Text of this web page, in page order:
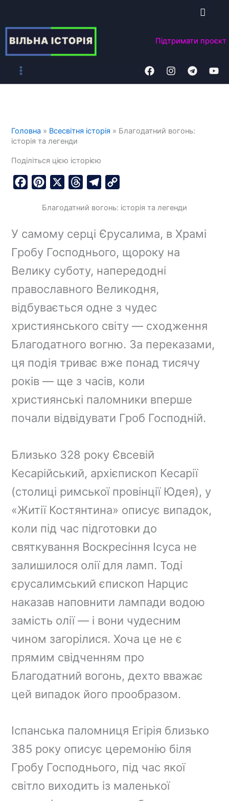
вмісту
Підтримати проєкт
Головна » Всесвітня історія » Благодатний вогонь:
історія та легенди
Поділіться цією історією
b
o
o
n
e
e
t
r
a
d
s
l
g
r
a
p
L
n
Благодатний вогонь: історія та легенди
У самому серці Єрусалима, в Храмі
Гробу Господнього, щороку на
Велику суботу, напередодні
православного Великодня,
відбувається одне з чудес
християнського світу — сходження
Благодатного вогню. За переказами,
ця подія триває вже понад тисячу
років — ще з часів, коли
християнські паломники вперше
почали відвідувати Гроб Господній.
Близько 328 року Євсевій
Кесарійський, архієпископ Кесарії
(столиці римської провінції Юдея), у
«Житії Костянтина» описує випадок,
коли під час підготовки до
святкування Воскресіння Ісуса не
залишилося олії для ламп. Тоді
єрусалимський єпископ Нарцис
наказав наповнити лампади водою
замість олії — і вони чудесним
чином загорілися. Хоча це не є
прямим свідченням про
Благодатний вогонь, дехто вважає
цей випадок його прообразом.
Іспанська паломниця Егірія близько
385 року описує церемонію біля
Гробу Господнього, під час якої
світло виходить із маленької